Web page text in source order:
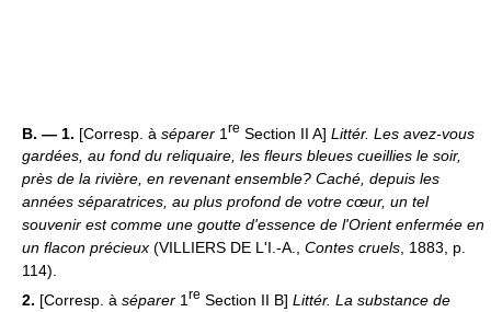
B. — 1. [Corresp. à séparer 1 re Section II A] Littér. Les avez-vous
gardées, au fond du reliquaire, les fleurs bleues cueillies le soir,
près de la rivière, en revenant ensemble? Caché, depuis les
années séparatrices, au plus profond de votre cœur, un tel
souvenir est comme une goutte d'essence de l'Orient enfermée en
un flacon précieux (VILLIERS DE L'I.-A., Contes cruels, 1883, p.
114).
2. [Corresp. à séparer 1 re Section II B] Littér. La substance de